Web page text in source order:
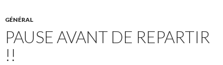
GÉNÉRAL
PAUSE AVANT DE REPARTIR
!!